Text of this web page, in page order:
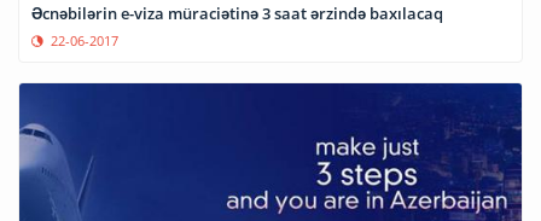
Əcnəbilərin e-viza müraciətinə 3 saat ərzində baxılacaq
22-06-2017